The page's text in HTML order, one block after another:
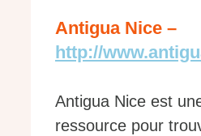
Antigua Nice –
http://
Antigua Nice est
ressource pour